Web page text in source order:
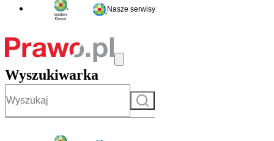
Nasze serwisy
Wyszukiwarka
Szukaj